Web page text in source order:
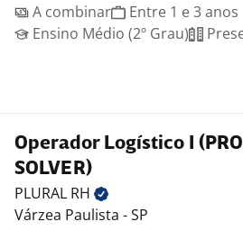
A combinar
Entre 1 e 3 anos
Ensino Médio (2º Grau)
Operador Logístico I
SOLVER)
PLURAL RH
Várzea Paulista - SP